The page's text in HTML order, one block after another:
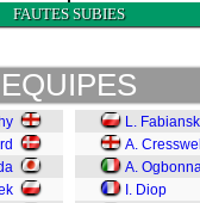
FAUTES SUBIES
EQUIPES
L.
A.
A.
I. Diop